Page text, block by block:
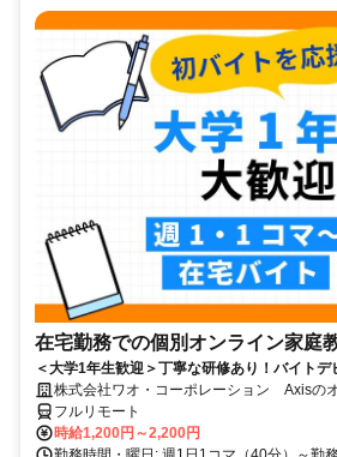
在宅勤務での個別オンライン家庭
＜大学1年生歓迎＞丁寧な研修あり！バイト
家でラクラクのリモートバイト☆
株式会社ワオ・コーポレーション Axisの
フルリモート
時給1,200円～2,200円